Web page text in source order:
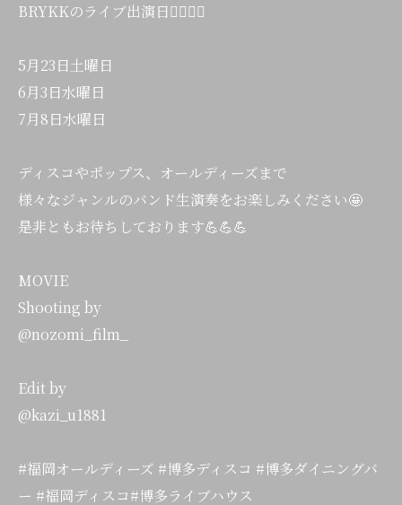
BRYKKのライブ出演日💁‍♂️💁‍♂️
5月23日土曜日
6月3日水曜日
7月8日水曜日
ディスコやポップス、オールディーズまで
様々なジャンルのバンド生演奏をお楽しみください🤩
是非ともお待ちしております💪💪💪
MOVIE
Shooting by
@nozomi_film_
Edit by
@kazi_u1881
#福岡オールディーズ #博多ディスコ #博多ダイニングバ
ー #福岡ディスコ#博多ライブハウス